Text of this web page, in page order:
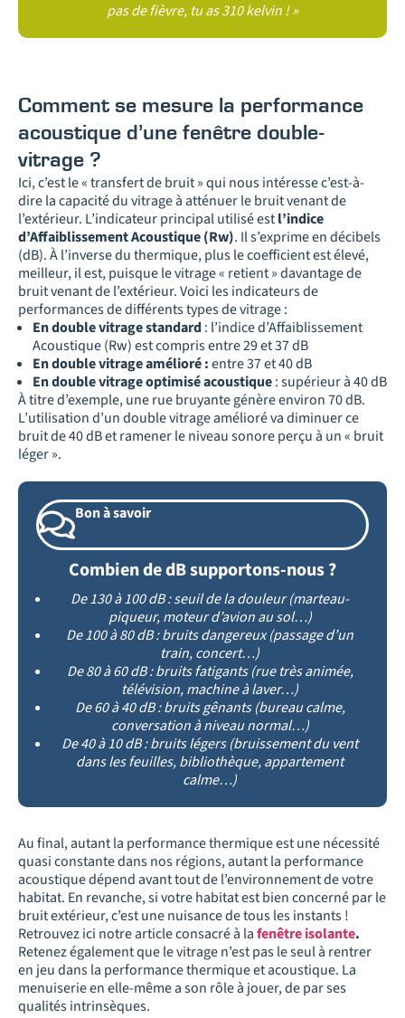
pas de fièvre, tu as 310 kelvin ! »
Comment se mesure la performance
acoustique d’une fenêtre double-
vitrage ?
Ici, c’est le « transfert de bruit » qui nous intéresse c’est-à-
dire la capacité du vitrage à atténuer le bruit venant de
l’extérieur. L’indicateur principal utilisé estl’indice
d’Affaiblissement Acoustique (Rw). Il s’exprime en décibels
(dB). À l’inverse du thermique, plus le coefficient est élevé,
meilleur, il est, puisque le vitrage « retient » davantage de
bruit venant de l’extérieur. Voici les indicateurs de
performances de différents types de vitrage :
En double vitrage standard: l’indice d’Affaiblissement
Acoustique (Rw) est compris entre 29 et 37 dB
En double vitrage amélioré :entre 37 et 40 dB
En double vitrage optimisé acoustique: supérieur à 40 dB
À titre d’exemple, une rue bruyante génère environ 70 dB.
L’utilisation d’un double vitrage amélioré va diminuer ce
bruit de 40 dB et ramener le niveau sonore perçu à un « bruit
léger ».
Bon à savoir
Combien de dB supportons-nous ?
De 130 à 100 dB : seuil de la douleur (marteau-
piqueur, moteur d’avion au sol…)
De 100 à 80 dB : bruits dangereux (passage d’un
train, concert…)
De 80 à 60 dB : bruits fatigants (rue très animée,
télévision, machine à laver…)
De 60 à 40 dB : bruits gênants (bureau calme,
conversation à niveau normal…)
De 40 à 10 dB : bruits légers (bruissement du vent
dans les feuilles, bibliothèque, appartement
calme…)
Au final, autant la performance thermique est une nécessité
quasi constante dans nos régions, autant la performance
acoustique dépend avant tout de l’environnement de votre
habitat. En revanche, si votre habitat est bien concerné par le
bruit extérieur, c’est une nuisance de tous les instants !
Retrouvez ici notre article consacré à lafenêtre isolante.
Retenez également que le vitrage n’est pas le seul à rentrer
en jeu dans la performance thermique et acoustique. La
menuiserie en elle-même a son rôle à jouer, de par ses
qualités intrinsèques.